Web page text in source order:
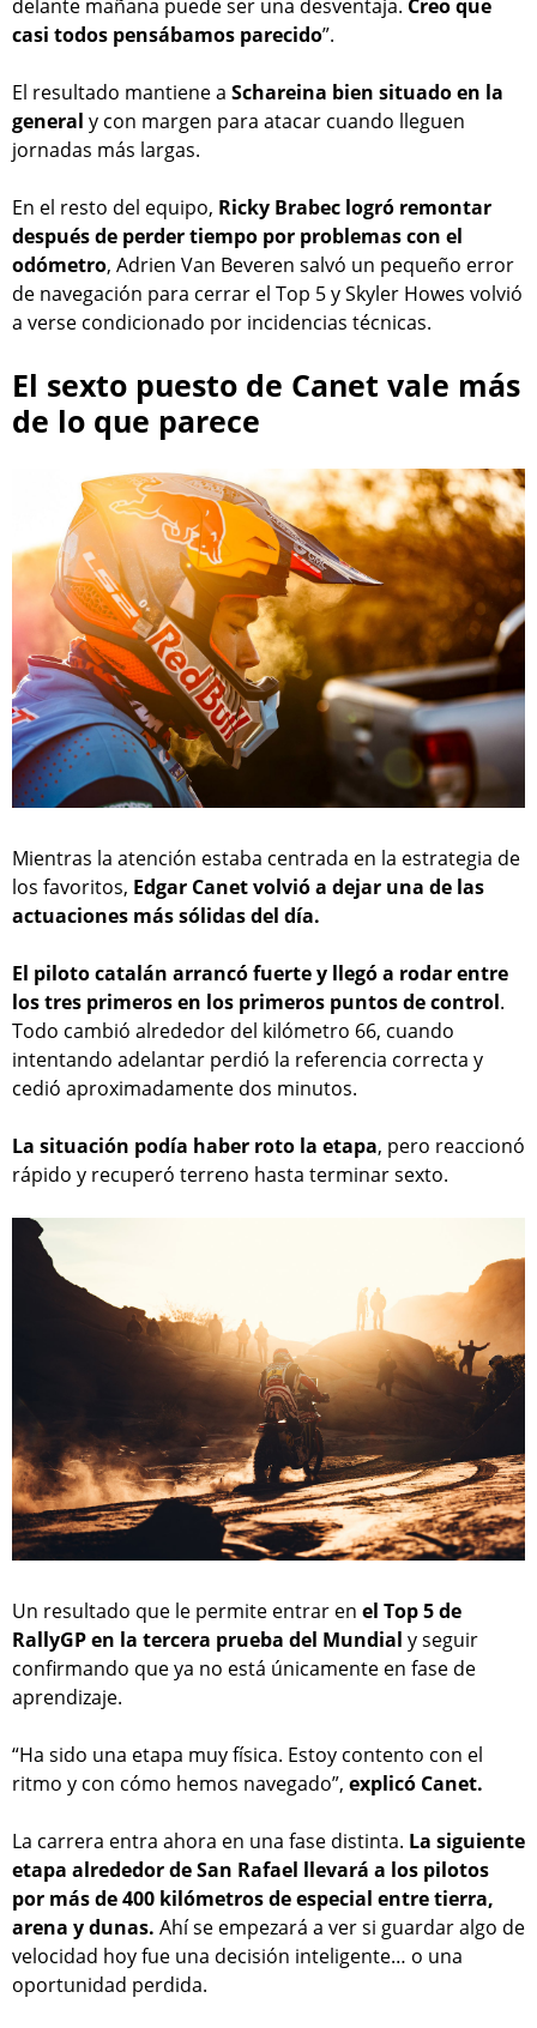
delante mañana puede ser una desventaja. Creo que
casi todos pensábamos parecido”.
El resultado mantiene a Schareina bien situado en la
general y con margen para atacar cuando lleguen
jornadas más largas.
En el resto del equipo, Ricky Brabec logró remontar
después de perder tiempo por problemas con el
odómetro, Adrien Van Beveren salvó un pequeño error
de navegación para cerrar el Top 5 y Skyler Howes volvió
a verse condicionado por incidencias técnicas.
El sexto puesto de Canet vale más
de lo que parece
Mientras la atención estaba centrada en la estrategia de
los favoritos, Edgar Canet volvió a dejar una de las
actuaciones más sólidas del día.
El piloto catalán arrancó fuerte y llegó a rodar entre
los tres primeros en los primeros puntos de control.
Todo cambió alrededor del kilómetro 66, cuando
intentando adelantar perdió la referencia correcta y
cedió aproximadamente dos minutos.
La situación podía haber roto la etapa, pero reaccionó
rápido y recuperó terreno hasta terminar sexto.
Un resultado que le permite entrar en el Top 5 de
RallyGP en la tercera prueba del Mundial y seguir
confirmando que ya no está únicamente en fase de
aprendizaje.
“Ha sido una etapa muy física. Estoy contento con el
ritmo y con cómo hemos navegado”, explicó Canet.
La carrera entra ahora en una fase distinta. La siguiente
etapa alrededor de San Rafael llevará a los pilotos
por más de 400 kilómetros de especial entre tierra,
arena y dunas. Ahí se empezará a ver si guardar algo de
velocidad hoy fue una decisión inteligente… o una
oportunidad perdida.